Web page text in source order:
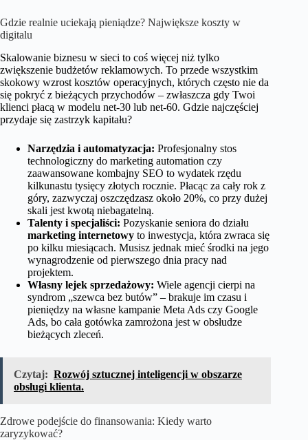
Gdzie realnie uciekają pieniądze? Największe koszty w
digitalu
Skalowanie biznesu w sieci to coś więcej niż tylko
zwiększenie budżetów reklamowych. To przede wszystkim
skokowy wzrost kosztów operacyjnych, których często nie da
się pokryć z bieżących przychodów – zwłaszcza gdy Twoi
klienci płacą w modelu net-30 lub net-60. Gdzie najczęściej
przydaje się zastrzyk kapitału?
Narzędzia i automatyzacja: Profesjonalny stos
technologiczny do marketing automation czy
zaawansowane kombajny SEO to wydatek rzędu
kilkunastu tysięcy złotych rocznie. Płacąc za cały rok z
góry, zazwyczaj oszczędzasz około 20%, co przy dużej
skali jest kwotą niebagatelną.
Talenty i specjaliści: Pozyskanie seniora do działu
marketing internetowy to inwestycja, która zwraca się
po kilku miesiącach. Musisz jednak mieć środki na jego
wynagrodzenie od pierwszego dnia pracy nad
projektem.
Własny lejek sprzedażowy: Wiele agencji cierpi na
syndrom „szewca bez butów” – brakuje im czasu i
pieniędzy na własne kampanie Meta Ads czy Google
Ads, bo cała gotówka zamrożona jest w obsłudze
bieżących zleceń.
Czytaj: Rozwój sztucznej inteligencji w obszarze
obsługi klienta.
Zdrowe podejście do finansowania: Kiedy warto
zaryzykować?